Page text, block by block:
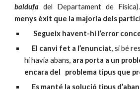
baldufa del Departament de Física).
menys èxit que la majoria dels
Segueix havent-hi l’error
El canvi fet a l’enunciat, si bé
hi havia abans, ara porta a un
encara del   problema tipus que
Es manté la solució tipus